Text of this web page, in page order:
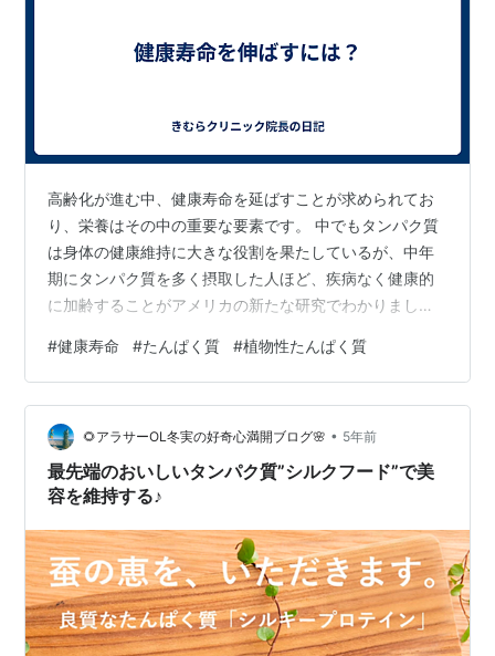
高齢化が進む中、健康寿命を延ばすことが求められてお
り、栄養はその中の重要な要素です。 中でもタンパク質
は身体の健康維持に大きな役割を果たしているが、中年
期にタンパク質を多く摂取した人ほど、疾病なく健康的
に加齢することがアメリカの新たな研究でわかりまし
かったようです。
#健康寿命 #たんぱく質 #植物性たんぱく質
🌻アラサーOL冬実の好奇心満開ブログ🌸 • 5年前
最先端のおいしいタンパク質”シルクフード”で美
容を維持する♪